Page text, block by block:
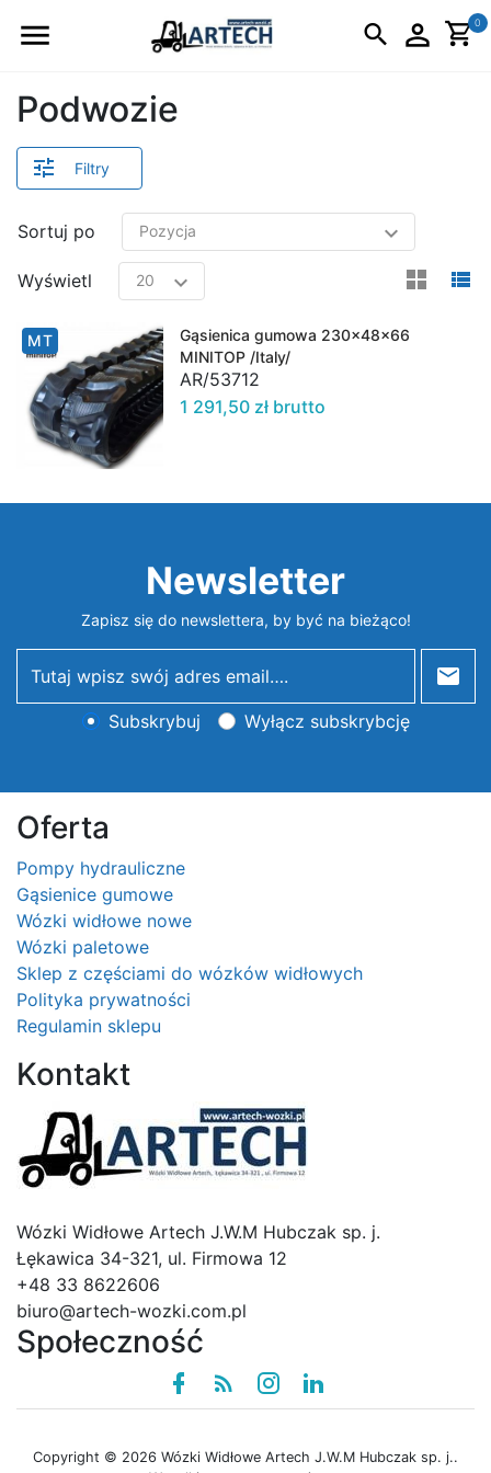
0
Podwozie
Filtry
Sortuj po
Wyświetl
MT
Gąsienica gumowa 230x48x66
MINITOP /Italy/
AR/53712
1 291,50 zł brutto
Newsletter
Zapisz się do newslettera, by być na bieżąco!
newsletter
Subskrybuj Wyłącz subskrybcję
Oferta
Pompy hydrauliczne
Gąsienice gumowe
Wózki widłowe nowe
Wózki paletowe
Sklep z częściami do wózków widłowych
Polityka prywatności
Regulamin sklepu
Kontakt
Wózki Widłowe Artech J.W.M Hubczak sp. j.
Łękawica 34-321, ul. Firmowa 12
+48 33 8622606
biuro@artech-wozki.com.pl
Społeczność
Facebook
Rssinstagram
linkedin
Copyright © 2026 Wózki Widłowe Artech J.W.M Hubczak sp. j..